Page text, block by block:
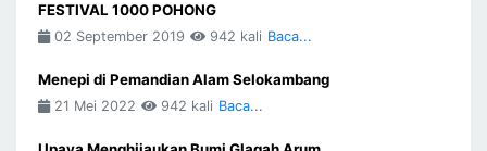
FESTIVAL 1000 POHONG
02 September 2019 942 kali Baca...
Menepi di Pemandian Alam Selokambang
21 Mei 2022 942 kali Baca...